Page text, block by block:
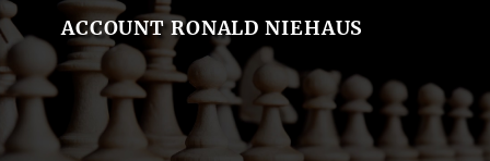
ACCOUNT RONALD NIEHAUS